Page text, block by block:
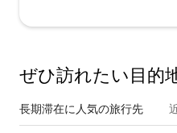
ぜひ訪⁠れ⁠た⁠い目⁠的⁠
長期滞在に人気の旅行先